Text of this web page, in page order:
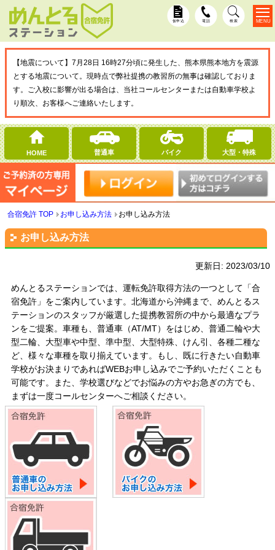
仮申込 電話 検索
【地震について】7月28日 16時27分頃に発生した、熊本県熊本地方を震源
とする地震について。現時点で弊社提携の教習所の無事は確認しておりま
す。ご入校に影響が出る場合は、当社コールセンターまたは自動車学校よ
り順次、お客様へご連絡いたします。
HOME 普通車 バイク 大型・特殊
MENU
合宿免許 TOP お申し込み方法 お申し込み方法
お申し込み方法
更新日: 2023/03/10
めんとるステーションでは、運転免許取得方法の一つとして「合
宿免許」をご案内しています。北海道から沖縄まで、めんとるス
テーションのスタッフが厳選した提携教習所の中から最適なプラ
ンをご提案。車種も、普通車（AT/MT）をはじめ、普通二輪や大
型二輪、大型車や中型、準中型、大型特殊、けん引、各種二種な
ど、様々な車種を取り揃えています。もし、既に行きたい自動車
学校がお決まりであればWEBお申し込みでご予約いただくことも
可能です。また、学校選びなどでお悩みの方やお急ぎの方でも、
まずは一度コールセンターへご相談ください。